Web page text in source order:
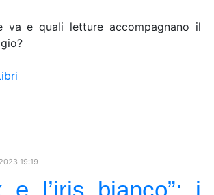
va e quali letture accompagnano il
19:19
e l’iris bianco”: i